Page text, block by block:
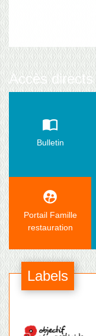
Accès directs
import_contacts
Bulletin
supervised_user_circle
Portail Famille
restauration
Labels